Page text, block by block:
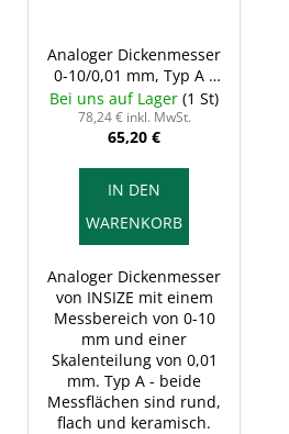
Analoger Dickenmesser
0-10/0,01 mm, Typ A -
Messflächen keramisch
und flach, INSIZE 2364-
10
Bei uns auf Lager (1 St)
78,24 € inkl. MwSt.
65,20 €
IN DEN
WARENKORB
Analoger Dickenmesser
von INSIZE mit einem
Messbereich von 0-10
mm und einer
Skalenteilung von 0,01
mm. Typ A - beide
Messflächen sind rund,
flach und keramisch.